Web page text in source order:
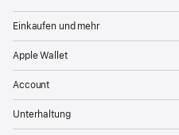
Einkaufen und mehr
Apple Wallet
Account
Unterhaltung